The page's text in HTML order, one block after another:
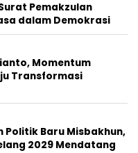
Pemakzulan
dalam Demokrasi
Momentum
Transformasi
Politik Baru Misbakhun,
2029 Mendatang